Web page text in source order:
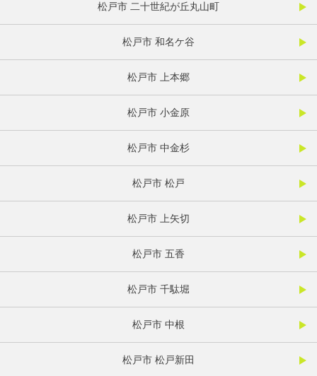
松戸市 二十世紀が丘丸山町
松戸市 和名ケ谷
松戸市 上本郷
松戸市 小金原
松戸市 中金杉
松戸市 松戸
松戸市 上矢切
松戸市 五香
松戸市 千駄堀
松戸市 中根
松戸市 松戸新田